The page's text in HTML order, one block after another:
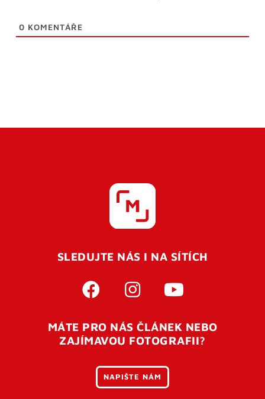
0 KOMENTÁŘE
SLEDUJTE NÁS I NA SÍTÍCH
MÁTE PRO NÁS ČLÁNEK NEBO
ZAJÍMAVOU FOTOGRAFII?
NAPIŠTE NÁM